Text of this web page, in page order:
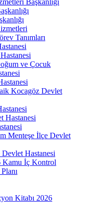
Tanımları
ve Çocuk
Kocagöz Devlet
Hastanesi
Menteşe İlçe Devlet
Hastanesi
Kamu İç Kontrol
Kitabı 2026